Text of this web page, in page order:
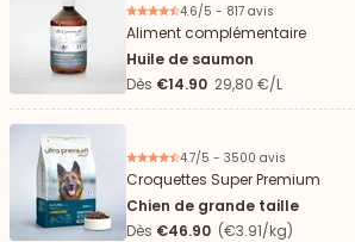
4.6/5 - 817 avis
Aliment complémentaire
Huile de saumon
Dès €14.90 29,80 €/L
4.7/5 - 3500 avis
Croquettes Super Premium
Chien de grande taille
Dès €46.90 (€3.91/kg)